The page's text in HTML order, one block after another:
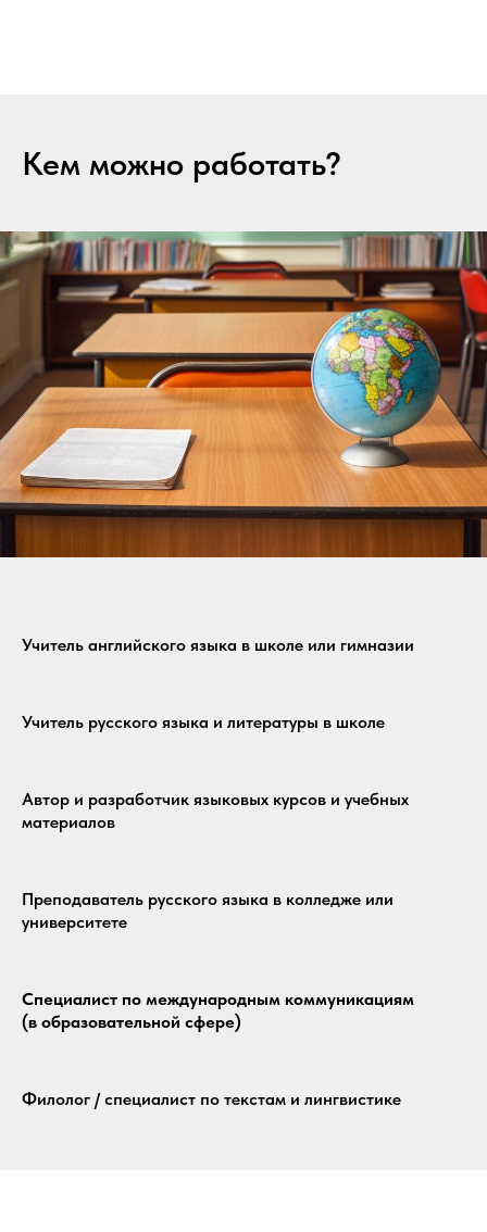
Кем можно работать?
Учитель английского языка в школе или гимназии
Учитель русского языка и литературы в школе
Автор и разработчик языковых курсов и учебных
материалов
Преподаватель русского языка в колледже или
университете
Специалист по международным коммуникациям
(в образовательной сфере)
Филолог / специалист по текстам и лингвистике